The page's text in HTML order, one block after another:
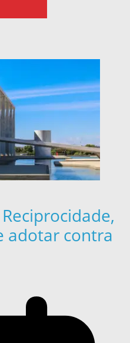
adotar contra